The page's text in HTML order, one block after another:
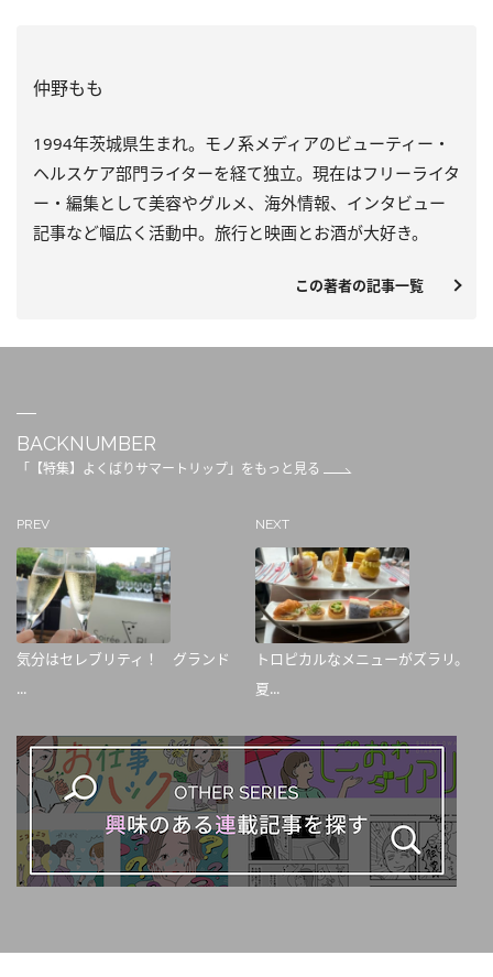
仲野もも
1994年茨城県生まれ。モノ系メディアのビューティー・
ヘルスケア部門ライターを経て独立。現在はフリーライタ
ー・編集として美容やグルメ、海外情報、インタビュー
記事など幅広く活動中。旅行と映画とお酒が大好き。
この著者の記事一覧
BACKNUMBER
「【特集】よくばりサマートリップ」をもっと見る
PREV
気分はセレブリティ！ グランド
...
NEXT
トロピカルなメニューがズラリ。
夏...